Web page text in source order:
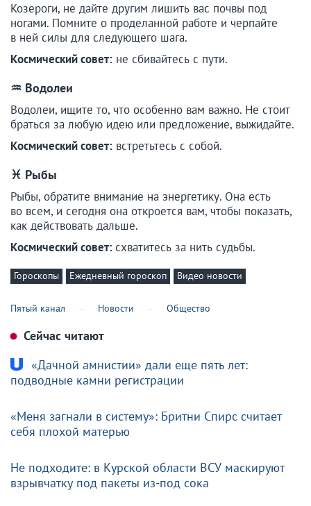
Козероги, не дайте другим лишить вас почвы под
ногами. Помните о проделанной работе и черпайте
в ней силы для следующего шага.
Космический совет: не сбивайтесь с пути.
♒ Водолеи
Водолеи, ищите то, что особенно вам важно. Не стоит
браться за любую идею или предложение, выжидайте.
Космический совет: встретьтесь с собой.
♓ Рыбы
Рыбы, обратите внимание на энергетику. Она есть
во всем, и сегодня она откроется вам, чтобы показать,
как действовать дальше.
Космический совет:схватитесь за нить судьбы.
Гороскопы Ежедневный гороскоп Видео новости
Пятый канал Новости Общество
Сейчас читают
«Дачной амнистии» дали еще пять лет:
подводные камни регистрации
«Меня загнали в систему»: Бритни Спирс считает
себя плохой матерью
Не подходите: в Курской области ВСУ маскируют
взрывчатку под пакеты из-под сока